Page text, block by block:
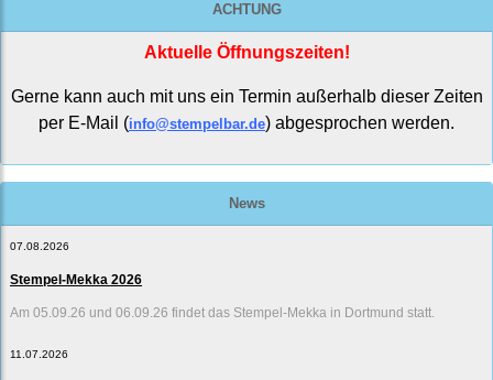
ACHTUNG
Aktuelle Öffnungszeiten!
Gerne kann auch mit uns ein Termin außerhalb dieser Zeiten
per E-Mail (info@stempelbar.de) abgesprochen werden.
News
07.08.2026
Stempel-Mekka 2026
Am 05.09.26 und 06.09.26 findet das Stempel-Mekka in Dortmund statt.
11.07.2026